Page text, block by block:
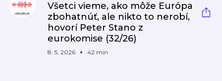
Všetci vieme, ako môže Európa
zbohatnúť, ale nikto to nerobí,
hovorí Peter Stano z
eurokomise (32/26)
8. 5. 2026 42 min